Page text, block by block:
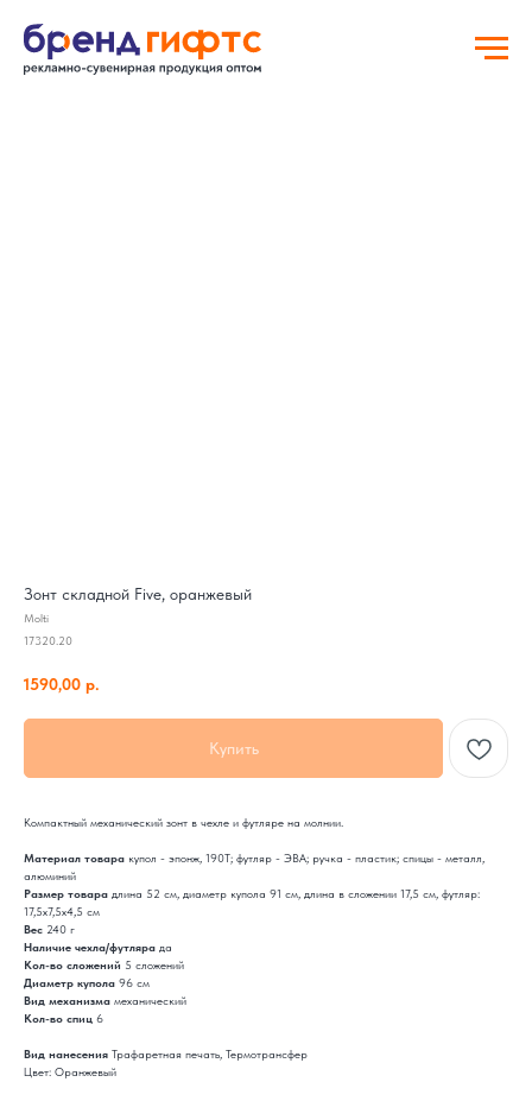
Зонт складной Five, оранжевый
Molti
17320.20
1590,00 р.
Купить
Компактный механический зонт в чехле и футляре на молнии.
Материал товара купол - эпонж, 190T; футляр - ЭВА; ручка - пластик; спицы - металл,
алюминий
Размер товара длина 52 см, диаметр купола 91 см, длина в сложении 17,5 см, футляр:
17,5х7,5х4,5 см
Вес 240 г
Наличие чехла/футляра да
Кол-во сложений 5 сложений
Диаметр купола 96 см
Вид механизма механический
Кол-во спиц 6
Вид нанесения Трафаретная печать, Термотрансфер
Цвет: Оранжевый